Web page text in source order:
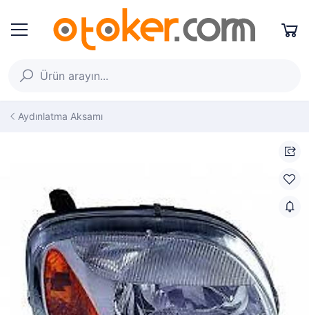
Aydınlatma Aksamı